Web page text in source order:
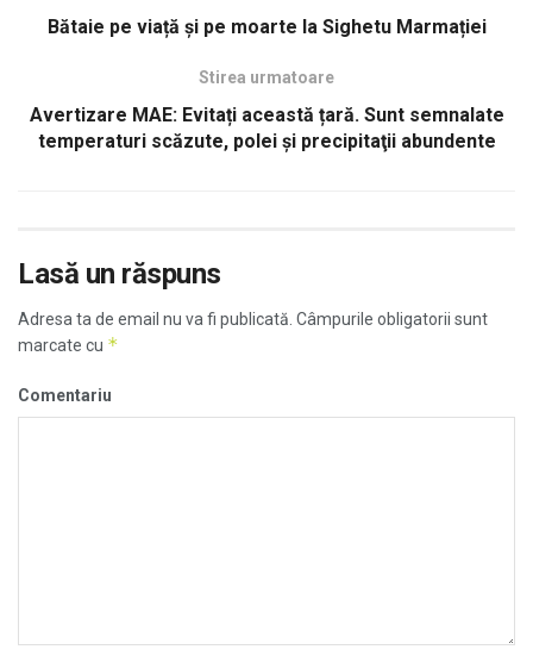
Bătaie pe viață și pe moarte la Sighetu Marmației
Stirea urmatoare
Avertizare MAE: Evitați această țară. Sunt semnalate
temperaturi scăzute, polei şi precipitaţii abundente
Lasă un răspuns
Adresa ta de email nu va fi publicată. Câmpurile obligatorii sunt
marcate cu *
Comentariu